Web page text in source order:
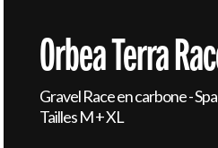
Orbea Terra
Gravel Race en carbone -
Tailles M + XL